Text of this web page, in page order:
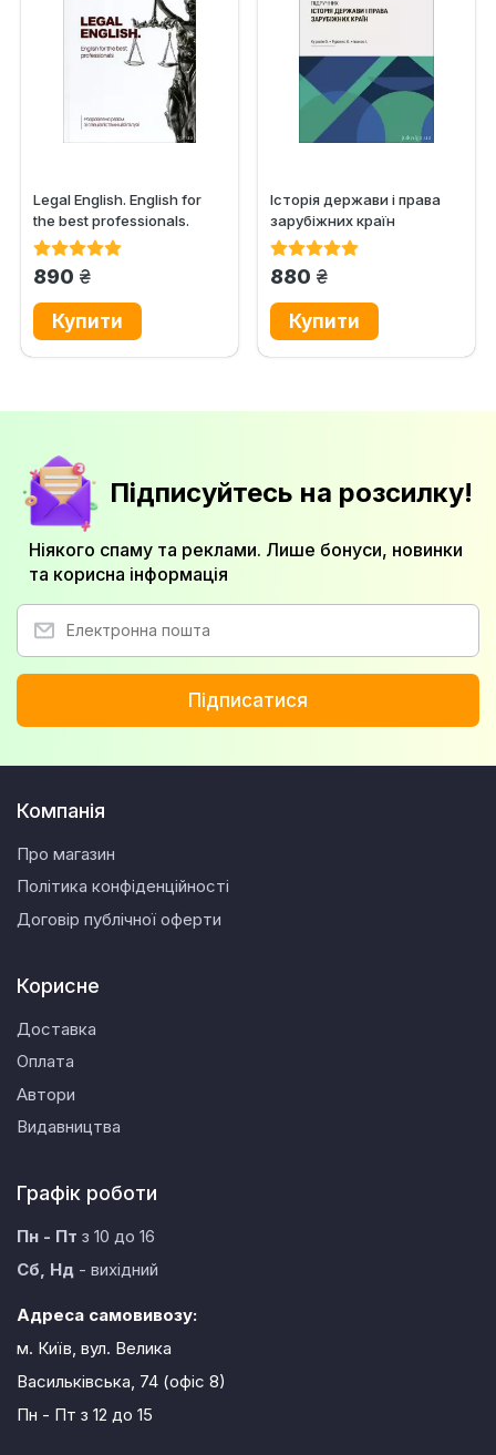
Legal English. English for
the best professionals.
Workbook
890 грн.
Історія держави i права
зарубіжних кpaїн
880 грн.
Підписуйтесь на розсилку!
Ніякого спаму та реклами. Лише бонуси, новинки
та корисна інформація
Підписатися
Компанія
Про магазин
Політика конфіденційності
Договір публічної оферти
Корисне
Доставка
Оплата
Автори
Видавництва
Графік роботи
Пн - Пт з 10 до 16
Сб, Нд - вихідний
Адреса самовивозу:
м. Київ, вул. Велика
Васильківська, 74 (офіс 8)
Пн - Пт з 12 до 15